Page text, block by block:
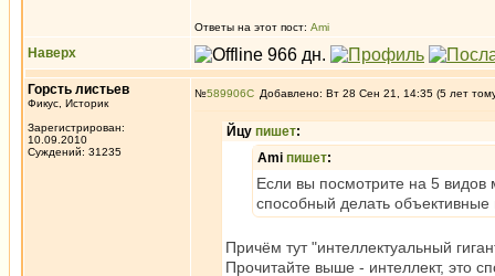
Ответы на этот пост: Ami
Наверх
Горсть листьев
Фикус, Историк
Зарегистрирован:
10.09.2010
Суждений: 31235
№589906 Добавлено: Вт 28 Сен 21, 14:35 (5 лет
Йцу пишет:
Ami пишет:
Если вы посмотрите на 5 видов
способный делать
Причём тут "интеллектуальный
Прочитайте выше - интеллект, это